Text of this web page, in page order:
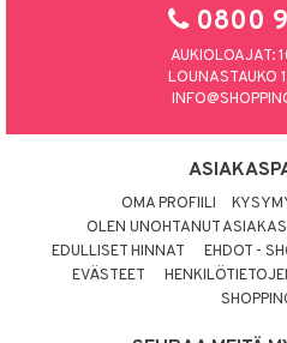
0800 9
AUKIOLOAJAT:
LOUNASTAUKO
OMA PROFIILI
OLEN UNOHTANUT
EDULLISET HINNAT
EHDOT -
EVÄSTEET